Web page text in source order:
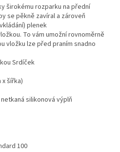
širokému rozparku na přední
se pěkně zavíral a zároveň
plenek
To vám umožní rovnoměrně
vložku lze před praním snadno
Srdíček
šířka)
silikonová výplň
100